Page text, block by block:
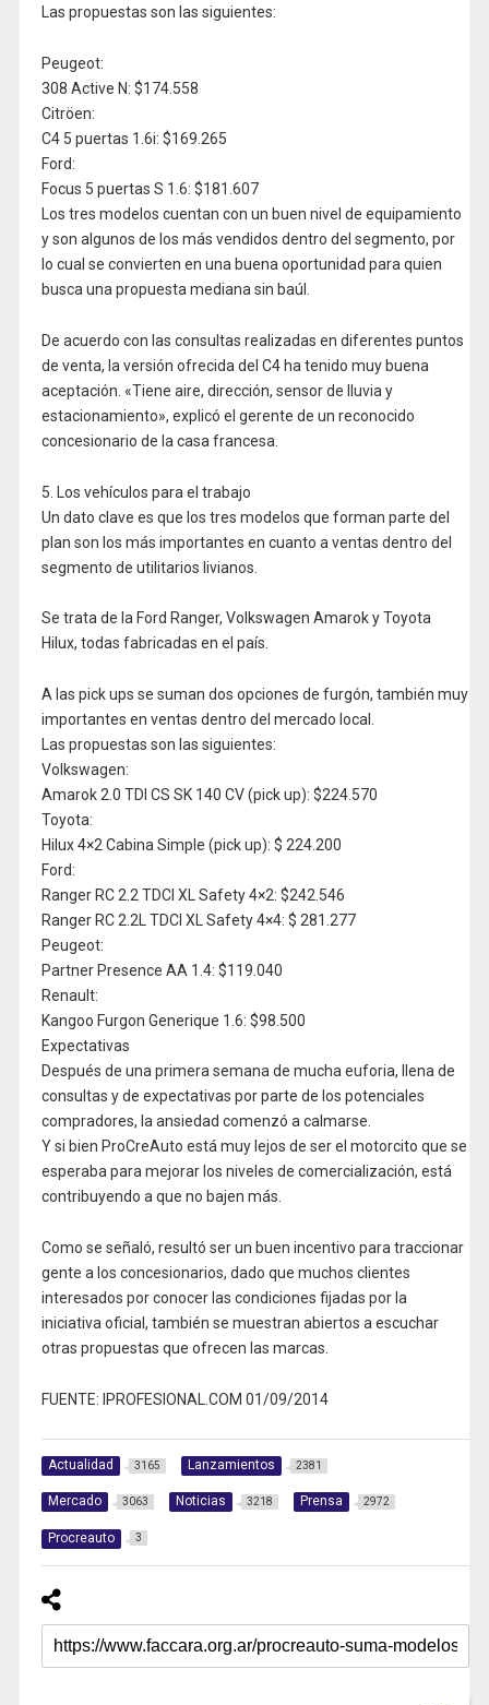
Las propuestas son las siguientes:
Peugeot:
308 Active N: $174.558
Citröen:
C4 5 puertas 1.6i: $169.265
Ford:
Focus 5 puertas S 1.6: $181.607
Los tres modelos cuentan con un buen nivel de equipamiento
y son algunos de los más vendidos dentro del segmento, por
lo cual se convierten en una buena oportunidad para quien
busca una propuesta mediana sin baúl.
De acuerdo con las consultas realizadas en diferentes puntos
de venta, la versión ofrecida del C4 ha tenido muy buena
aceptación. «Tiene aire, dirección, sensor de lluvia y
estacionamiento», explicó el gerente de un reconocido
concesionario de la casa francesa.
5. Los vehículos para el trabajo
Un dato clave es que los tres modelos que forman parte del
plan son los más importantes en cuanto a ventas dentro del
segmento de utilitarios livianos.
Se trata de la Ford Ranger, Volkswagen Amarok y Toyota
Hilux, todas fabricadas en el país.
A las pick ups se suman dos opciones de furgón, también muy
importantes en ventas dentro del mercado local.
Las propuestas son las siguientes:
Volkswagen:
Amarok 2.0 TDI CS SK 140 CV (pick up): $224.570
Toyota:
Hilux 4×2 Cabina Simple (pick up): $ 224.200
Ford:
Ranger RC 2.2 TDCI XL Safety 4×2: $242.546
Ranger RC 2.2L TDCI XL Safety 4×4: $ 281.277
Peugeot:
Partner Presence AA 1.4: $119.040
Renault:
Kangoo Furgon Generique 1.6: $98.500
Expectativas
Después de una primera semana de mucha euforia, llena de
consultas y de expectativas por parte de los potenciales
compradores, la ansiedad comenzó a calmarse.
Y si bien ProCreAuto está muy lejos de ser el motorcito que se
esperaba para mejorar los niveles de comercialización, está
contribuyendo a que no bajen más.
Como se señaló, resultó ser un buen incentivo para traccionar
gente a los concesionarios, dado que muchos clientes
interesados por conocer las condiciones fijadas por la
iniciativa oficial, también se muestran abiertos a escuchar
otras propuestas que ofrecen las marcas.
FUENTE: IPROFESIONAL.COM 01/09/2014
Actualidad 3165 Lanzamientos 2381
Mercado 3063 Noticias 3218 Prensa 2972
Procreauto 3